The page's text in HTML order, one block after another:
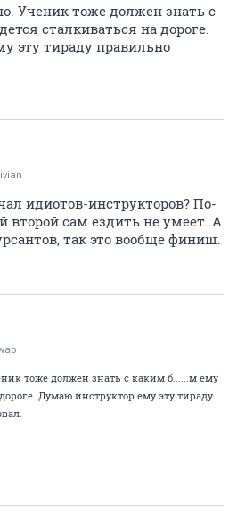
Ученик тоже должен знать с
сталкиваться на дороге.
эту тираду правильно
идиотов-инструкторов? По-
второй сам ездить не умеет. А
так это вообще финиш.
тоже должен знать с каким б......м ему
Думаю инструктор ему эту тираду